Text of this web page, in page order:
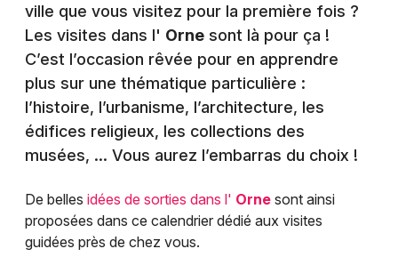
ville que vous visitez pour la première fois ?
Les visites dans l' Orne sont là pour ça !
C’est l’occasion rêvée pour en apprendre
plus sur une thématique particulière :
l’histoire, l’urbanisme, l’architecture, les
édifices religieux, les collections des
musées, … Vous aurez l’embarras du choix !
De belles idées de sorties dans l' Orne sont ainsi
proposées dans ce calendrier dédié aux visites
guidées près de chez vous.